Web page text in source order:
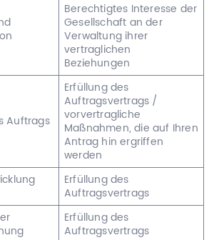
Berechtigtes Interesse der
Gesellschaft an der
Verwaltung ihrer
vertraglichen
Beziehungen
Auftrags
Erfüllung des
Auftragsvertrags /
vorvertragliche
Maßnahmen, die auf Ihren
Antrag hin ergriffen
werden
Erfüllung des
Auftragsvertrags
Erfüllung des
Auftragsvertrags